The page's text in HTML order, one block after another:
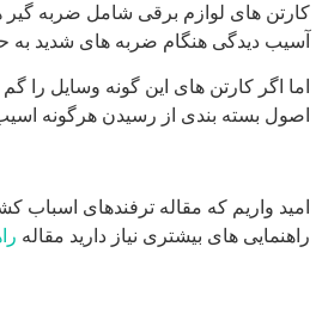
کارتن های لوازم برقی شامل ضربه گیر
آسیب دیدگی هنگام ضربه های شدید
اما اگر کارتن های این گونه وسایل را
اصول بسته بندی از رسیدن هرگونه
امید واریم که مقاله ترفندهای اسباب
راهنمایی های بیشتری نیاز دارید مقاله